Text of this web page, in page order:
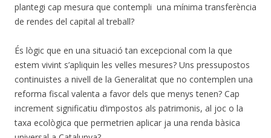
plantegi cap mesura que contempli una mínima transferència
de rendes del capital al treball?
És lògic que en una situació tan excepcional com la que
estem vivint s’apliquin les velles mesures? Uns pressupostos
continuistes a nivell de la Generalitat que no contemplen una
reforma fiscal valenta a favor dels que menys tenen? Cap
increment significatiu d’impostos als patrimonis, al joc o la
taxa ecològica que permetrien aplicar ja una renda bàsica